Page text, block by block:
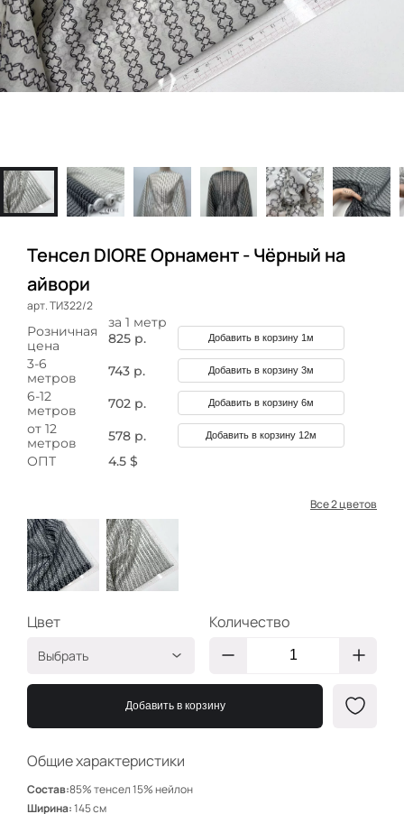
Тенсел DIORE Орнамент - Чёрный на
айвори
арт. ТИ322/2
Общие характеристики
Состав:85% тенсел 15% нейлон
Ширина:145 см
за 1 метр
Розничная
цена
825 р. Добавить в корзину 1м
3-6
метров
743 р. Добавить в корзину 3м
6-12
метров
702 р. Добавить в корзину 6м
от 12
метров
578 р. Добавить в корзину 12м
ОПТ 4.5 $
Все 2 цветов
Цвет
Выбрать
Айвори на чёрном
ТИ322/1
Чёрный на айвори
ТИ322/2
Количество
Добавить в корзину